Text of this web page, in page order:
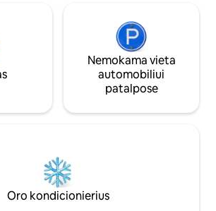
Nemokama vieta
automobiliui
patalpose
Oro kondicionierius